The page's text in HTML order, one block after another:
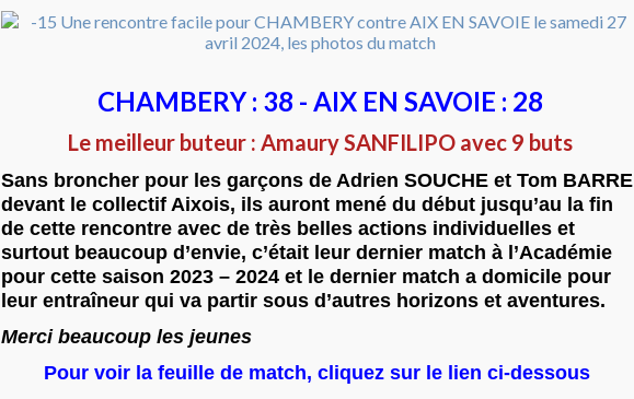
CHAMBERY : 38 - AIX EN SAVOIE : 28
Le meilleur buteur : Amaury SANFILIPO avec 9 buts
Sans broncher pour les garçons de Adrien SOUCHE et Tom BARRE
devant le collectif Aixois, ils auront mené du début jusqu’au la fin
de cette rencontre avec de très belles actions individuelles et
surtout beaucoup d’envie, c’était leur dernier match à l’Académie
pour cette saison 2023 – 2024 et le dernier match a domicile pour
leur entraîneur qui va partir sous d’autres horizons et aventures.
Merci beaucoup les jeunes
Pour voir la feuille de match, cliquez sur le lien ci-dessous